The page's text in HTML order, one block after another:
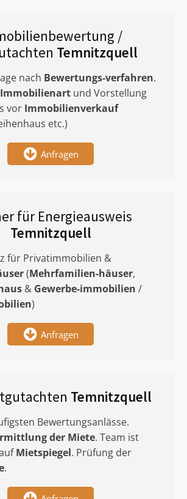
/
Temnitzquell
nach Bewertungs-verfahren.
Immobilienart und Vorstellung
vor Immobilienverkauf
etc.)
Anfragen
für Energieausweis
Temnitzquell
für Privatimmobilien &
(Mehrfamilien-häuser,
& Gewerbe-immobilien /
)
Anfragen
Temnitzquell
Bewertungsanlässe.
der Miete. Team ist
Mietspiegel. Prüfung der
.